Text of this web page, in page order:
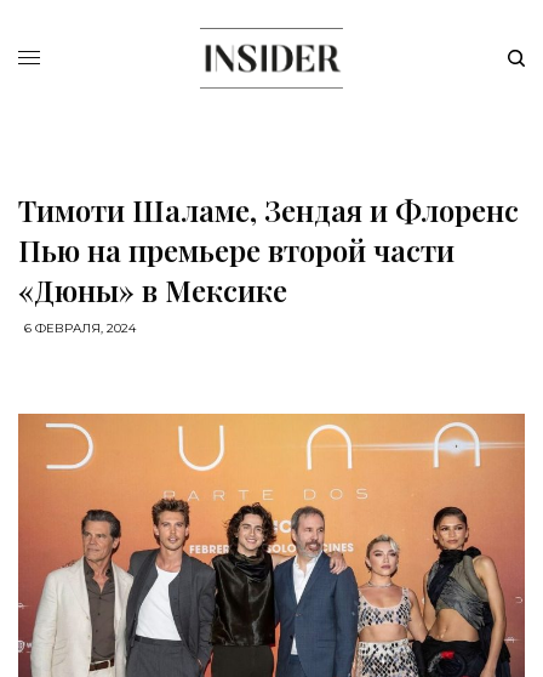
Тимоти Шаламе, Зендая и Флоренс
Пью на премьере второй части
«Дюны» в Мексике
6 ФЕВРАЛЯ, 2024